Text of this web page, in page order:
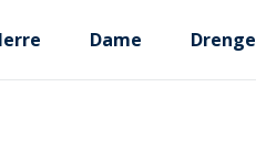
Dame Drenge